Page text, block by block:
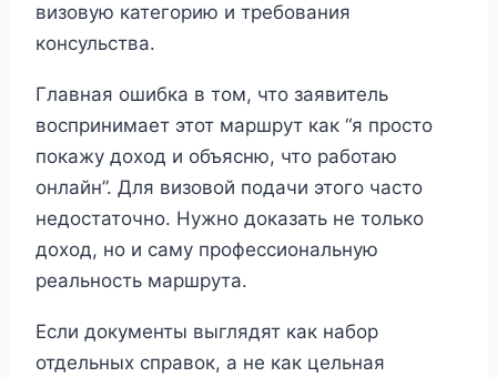
визовую категорию и требования
консульства.
Главная ошибка в том, что заявитель
воспринимает этот маршрут как “я просто
покажу доход и объясню, что работаю
онлайн”. Для визовой подачи этого часто
недостаточно. Нужно доказать не только
доход, но и саму профессиональную
реальность маршрута.
Если документы выглядят как набор
отдельных справок, а не как цельная